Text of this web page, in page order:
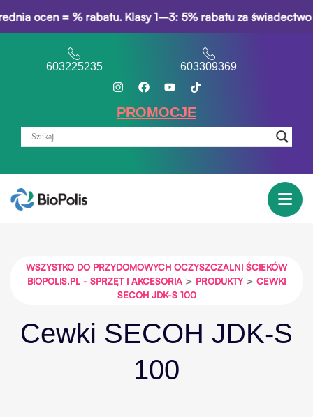
= % rabatu. Klasy 1–3: 5% rabatu za świadectwo
603225235 603309369
PROMOCJE
WSZYSTKO DO PRZYDOMOWYCH OCZYSZCZALNI ŚCIEKÓW
BIOPOLIS.PL - SPRZĘT I AKCESORIA > PRODUKTY> CEWKI
SECOH JDK-S 100
Cewki SECOH JDK-S
100